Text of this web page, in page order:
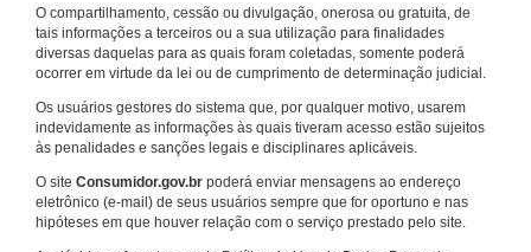
O compartilhamento, cessão ou divulgação, onerosa ou gratuita, de
tais informações a terceiros ou a sua utilização para finalidades
diversas daquelas para as quais foram coletadas, somente poderá
ocorrer em virtude da lei ou de cumprimento de determinação judicial.
Os usuários gestores do sistema que, por qualquer motivo, usarem
indevidamente as informações às quais tiveram acesso estão sujeitos
às penalidades e sanções legais e disciplinares aplicáveis.
O site Consumidor.gov.br poderá enviar mensagens ao endereço
eletrônico (e-mail) de seus usuários sempre que for oportuno e nas
hipóteses em que houver relação com o serviço prestado pelo site.